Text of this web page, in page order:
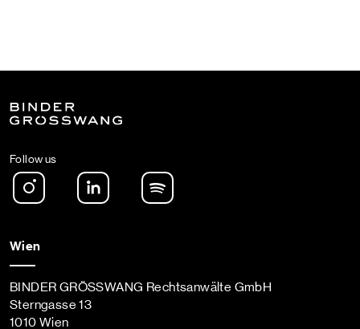
Follow us
Instagram LinkedIn
Wien
BINDER GRÖSSWANG Rechtsanwälte GmbH
Sterngasse 13
1010 Wien